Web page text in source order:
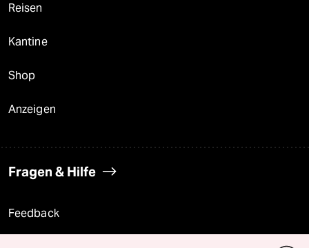
Reisen
Kantine
Shop
Anzeigen
Fragen & Hilfe
Feedback